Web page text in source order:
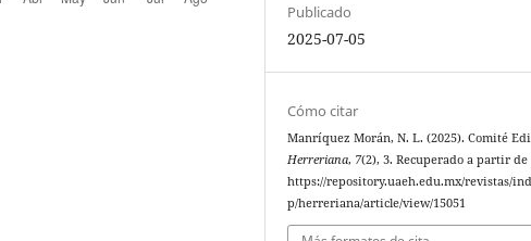
Publicado
2025-07-05
Cómo citar
Manríquez Morán, N. L. (2025). Comité
Herreriana, 7(2), 3. Recuperado a partir de
https://repository.uaeh.edu.mx/revistas/
p/herreriana/article/view/15051